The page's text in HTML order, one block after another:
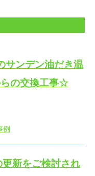
サンデン油だき温
の交換工事☆
例
更新をご検討され